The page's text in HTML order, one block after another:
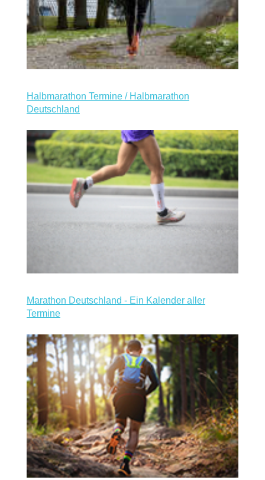
Halbmarathon Termine / Halbmarathon
Deutschland
Marathon Deutschland - Ein Kalender aller
Termine